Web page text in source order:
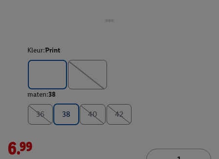
Kleur:Print
maten:38
36 38 40 42
6.99